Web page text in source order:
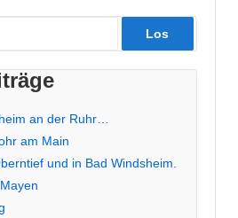
an der Ruhr…
am Main
und in Bad Windsheim.